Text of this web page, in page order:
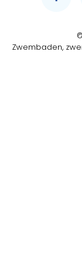
Zwembaden,